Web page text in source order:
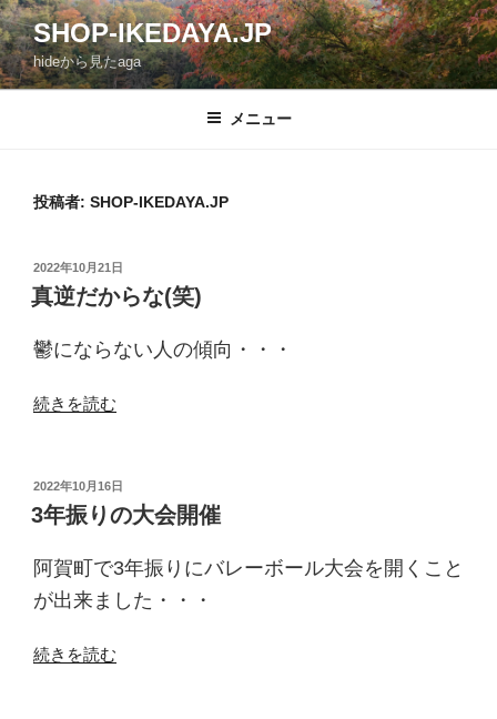
コ
ン
テ
ン
SHOP-IKEDAYA.JP
hideから見たaga
メニュー
投稿者: SHOP-IKEDAYA.JP
投
稿
日:
2022年10月21日
真逆だからな(笑)
鬱にならない人の傾向・・・
“真
か
ら
(笑)”
の
続きを読む
投
稿
日:
2022年10月16日
3年振りの大会開催
阿賀町で3年振りにバレーボール大会を開くこと
が出来ました・・・
“3
続きを読む